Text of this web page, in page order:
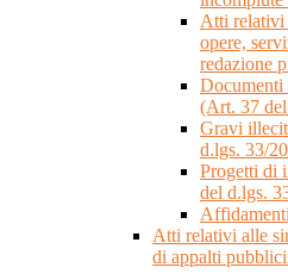
Atti relativi
opere,
redazione
Documenti
(Art. 37
Gravi
d.lgs. 33/
Progetti di
del d.lgs.
Atti relativi alle
di appalti pubblici